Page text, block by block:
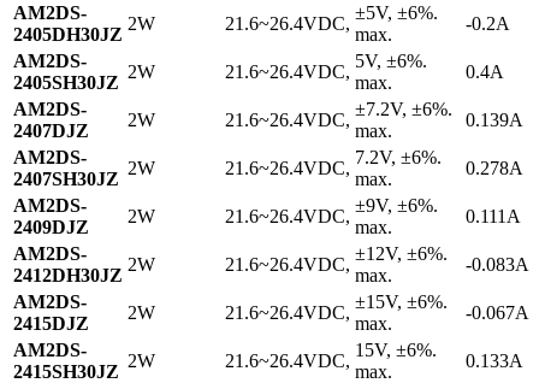
AM2DS-
2405DH30JZ
2W 21.6~26.4VDC,
±5V, ±6%.
max.
-0.2A
AM2DS-
2405SH30JZ
2W 21.6~26.4VDC,
5V, ±6%.
max.
0.4A
AM2DS-
2407DJZ
2W 21.6~26.4VDC,
±7.2V, ±6%.
max.
0.139A
AM2DS-
2407SH30JZ
2W 21.6~26.4VDC,
7.2V, ±6%.
max.
0.278A
AM2DS-
2409DJZ
2W 21.6~26.4VDC,
±9V, ±6%.
max.
0.111A
AM2DS-
2412DH30JZ
2W 21.6~26.4VDC,
±12V, ±6%.
max.
-0.083A
AM2DS-
2415DJZ
2W 21.6~26.4VDC,
±15V, ±6%.
max.
-0.067A
AM2DS-
2415SH30JZ
2W 21.6~26.4VDC,
15V, ±6%.
max.
0.133A